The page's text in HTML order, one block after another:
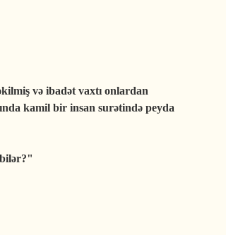
və ibadət vaxtı onlardan
kamil bir insan surətində peyda